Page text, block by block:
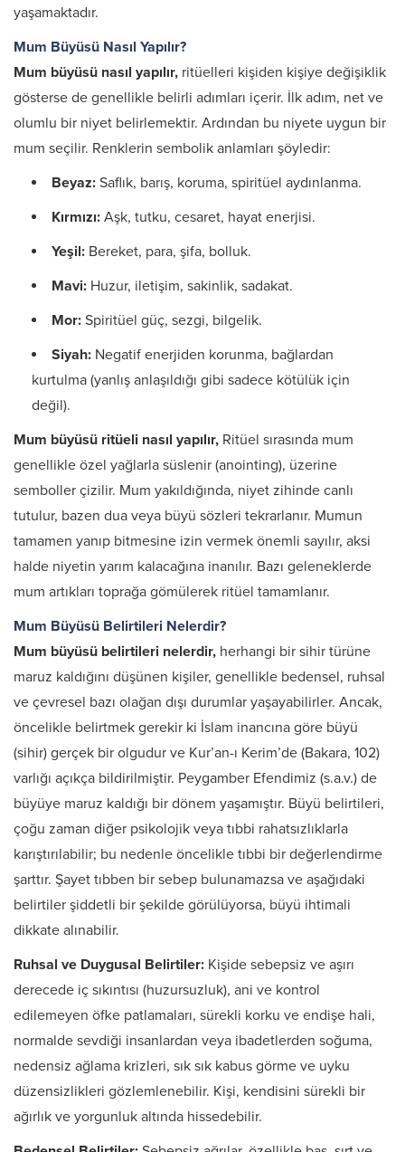
yaşamaktadır.
Mum Büyüsü Nasıl Yapılır?
Mum büyüsü nasıl yapılır, ritüelleri kişiden kişiye değişiklik
gösterse de genellikle belirli adımları içerir. İlk adım, net ve
olumlu bir niyet belirlemektir. Ardından bu niyete uygun bir
mum seçilir. Renklerin sembolik anlamları şöyledir:
Beyaz: Saflık, barış, koruma, spiritüel aydınlanma.
Kırmızı: Aşk, tutku, cesaret, hayat enerjisi.
Yeşil: Bereket, para, şifa, bolluk.
Mavi: Huzur, iletişim, sakinlik, sadakat.
Mor: Spiritüel güç, sezgi, bilgelik.
Siyah: Negatif enerjiden korunma, bağlardan
kurtulma (yanlış anlaşıldığı gibi sadece kötülük için
değil).
Mum büyüsü ritüeli nasıl yapılır, Ritüel sırasında mum
genellikle özel yağlarla süslenir (anointing), üzerine
semboller çizilir. Mum yakıldığında, niyet zihinde canlı
tutulur, bazen dua veya büyü sözleri tekrarlanır. Mumun
tamamen yanıp bitmesine izin vermek önemli sayılır, aksi
halde niyetin yarım kalacağına inanılır. Bazı geleneklerde
mum artıkları toprağa gömülerek ritüel tamamlanır.
Mum Büyüsü Belirtileri Nelerdir?
Mum büyüsü belirtileri nelerdir, herhangi bir sihir türüne
maruz kaldığını düşünen kişiler, genellikle bedensel, ruhsal
ve çevresel bazı olağan dışı durumlar yaşayabilirler. Ancak,
öncelikle belirtmek gerekir ki İslam inancına göre büyü
(sihir) gerçek bir olgudur ve Kur’an-ı Kerim’de (Bakara, 102)
varlığı açıkça bildirilmiştir. Peygamber Efendimiz (s.a.v.) de
büyüye maruz kaldığı bir dönem yaşamıştır. Büyü belirtileri,
çoğu zaman diğer psikolojik veya tıbbi rahatsızlıklarla
karıştırılabilir; bu nedenle öncelikle tıbbi bir değerlendirme
şarttır. Şayet tıbben bir sebep bulunamazsa ve aşağıdaki
belirtiler şiddetli bir şekilde görülüyorsa, büyü ihtimali
dikkate alınabilir.
Ruhsal ve Duygusal Belirtiler: Kişide sebepsiz ve aşırı
derecede iç sıkıntısı (huzursuzluk), ani ve kontrol
edilemeyen öfke patlamaları, sürekli korku ve endişe hali,
normalde sevdiği insanlardan veya ibadetlerden soğuma,
nedensiz ağlama krizleri, sık sık kabus görme ve uyku
düzensizlikleri gözlemlenebilir. Kişi, kendisini sürekli bir
ağırlık ve yorgunluk altında hissedebilir.